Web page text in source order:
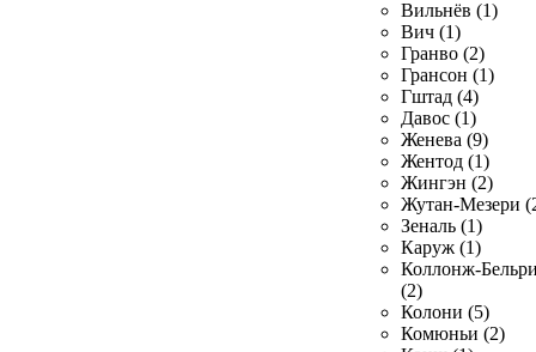
Вильнёв (1)
Вич (1)
Гранво (2)
Грансон (1)
Гштад (4)
Давос (1)
Женева (9)
Жентод (1)
Жингэн (2)
Жутан-Мезери
Зеналь (1)
Каруж (1)
Коллонж-
(2)
Колони (5)
Комюньи (2)